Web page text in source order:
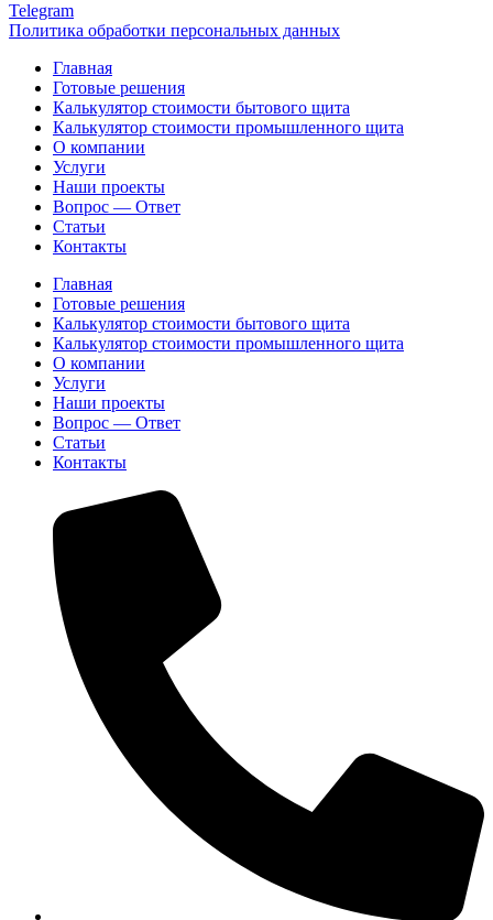
Telegram
Политика обработки персональных данных
Главная
Готовые решения
Калькулятор стоимости бытового щита
Калькулятор стоимости промышленного щита
О компании
Услуги
Наши проекты
Вопрос — Ответ
Статьи
Контакты
Главная
Готовые решения
Калькулятор стоимости бытового щита
Калькулятор стоимости промышленного щита
О компании
Услуги
Наши проекты
Вопрос — Ответ
Статьи
Контакты